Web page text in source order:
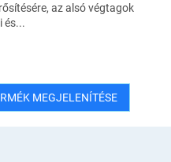
az alsó végtagok
és...
MEGJELENÍTÉSE